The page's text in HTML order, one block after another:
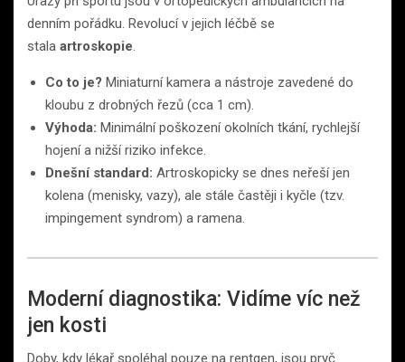
denním pořádku. Revolucí v jejich léčbě se
stala artroskopie
Co to je? Miniaturní kamera a nástroje zavedené do
kloubu z drobných řezů (cca 1 cm).
Výhoda: Minimální poškození okolních tkání, rychlejší
hojení a nižší riziko infekce.
Dnešní standard: Artroskopicky se dnes neřeší jen
kolena (menisky, vazy), ale stále častěji i kyčle (tzv.
impingement syndrom) a ramena.
Moderní diagnostika: Vidíme víc než
jen kosti
Doby, kdy lékař spoléhal pouze na rentgen, jsou pryč.